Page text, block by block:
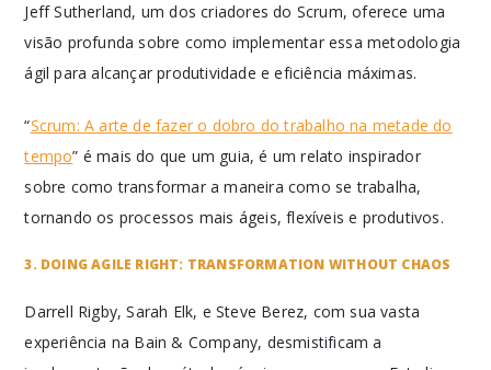
Jeff Sutherland, um dos criadores do Scrum, oferece uma
visão profunda sobre como implementar essa metodologia
ágil para alcançar produtividade e eficiência máximas.
“Scrum: A arte de fazer o dobro do trabalho na metade do
tempo” é mais do que um guia, é um relato inspirador
sobre como transformar a maneira como se trabalha,
tornando os processos mais ágeis, flexíveis e produtivos.
3. DOING AGILE RIGHT: TRANSFORMATION WITHOUT CHAOS
Darrell Rigby, Sarah Elk, e Steve Berez, com sua vasta
experiência na Bain & Company, desmistificam a